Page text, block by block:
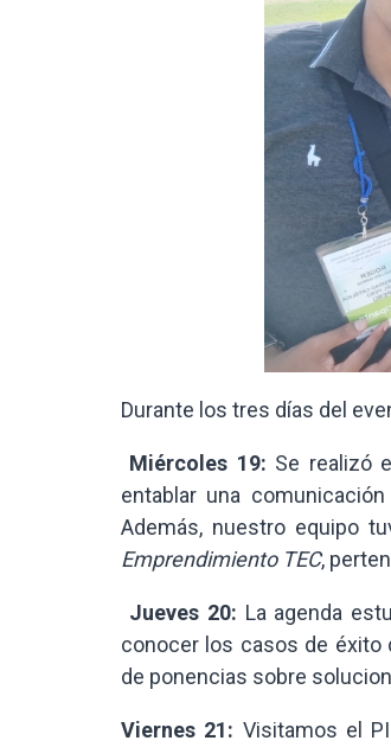
Durante los tres días del
Miércoles 19: Se realizó
entablar una
Además, nuestro equipo
Emprendimiento TEC,
Jueves 20: La agenda
conocer los casos de éxito
de ponencias sobre
Viernes 21: Visitamos el